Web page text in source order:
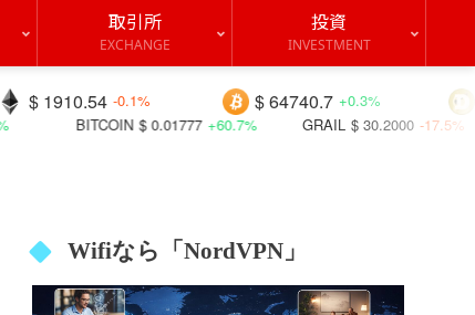
取引所
EXCHANGE
投資
INVESTMENT
$ 64740.7 +0.3%
-0.1% $ 0.06957
$ 0.01777 +60.7% QUACK $
GRAIL $ 30.2000 -17.5%
Wifiなら「NordVPN」